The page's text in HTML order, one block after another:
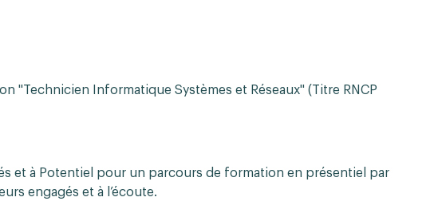
"Technicien Informatique Systèmes et Réseaux" (Titre RNCP
et à Potentiel pour un parcours de formation en présentiel par
engagés et à l’écoute.